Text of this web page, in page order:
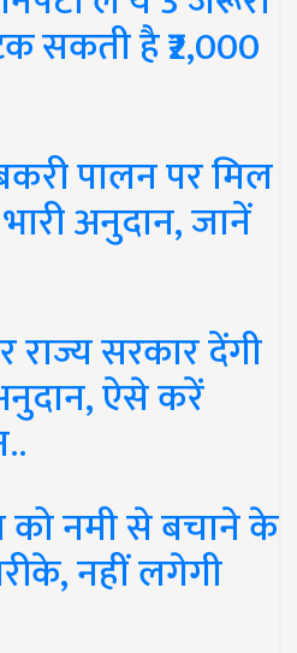
सकती है ₹2,000
पालन पर मिल
अनुदान, जानें
राज्य सरकार देंगी
ऐसे करें
नमी से बचाने के
नहीं लगेगी